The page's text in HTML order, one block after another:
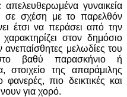
απελευθερωμένα γυναικεία
σε σχέση με το παρελθόν
έτσι να περάσει από την
στον δημόσιο
ανεπαίσθητες μελωδίες του
βαθύ παρασκήνιο ή
στοιχείο της απαράμιλης
πιο δεικτικές και
για χορό.